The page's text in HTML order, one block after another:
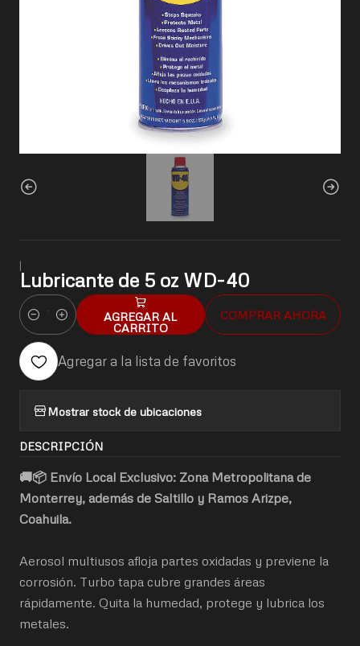
|
Lubricante de 5 oz WD-40
Cantidad
AGREGAR AL
CARRITO
COMPRAR AHORA
Agregar a la lista de favoritos
Mostrar stock de ubicaciones
DESCRIPCIÓN
🚚📦 Envío Local Exclusivo: Zona Metropolitana de
Monterrey, además de Saltillo y Ramos Arizpe,
Coahuila.
Aerosol multiusos afloja partes oxidadas y previene la
corrosión. Turbo tapa cubre grandes áreas
rápidamente. Quita la humedad, protege y lubrica los
metales.